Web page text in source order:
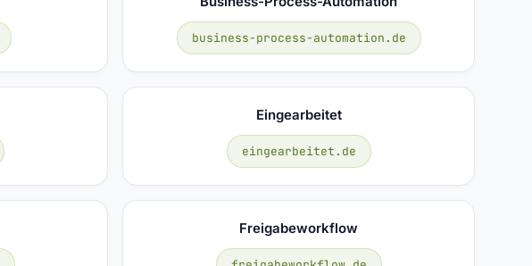
business-process-automation.de
Eingearbeitet
eingearbeitet.de
Freigabeworkflow